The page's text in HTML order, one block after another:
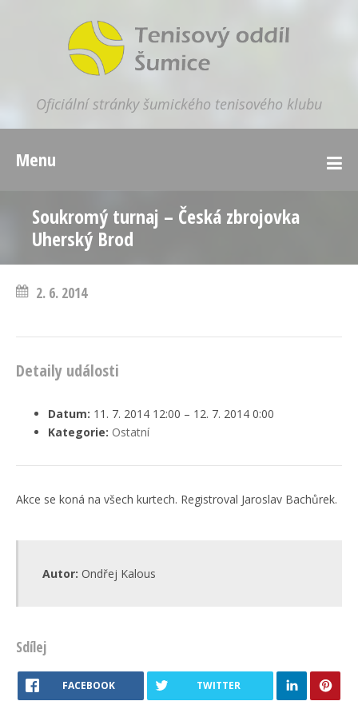
Oficiální stránky šumického tenisového klubu
Menu
Soukromý turnaj – Česká zbrojovka
Uherský Brod
2. 6. 2014
Detaily události
Datum: 11. 7. 2014 12:00 – 12. 7. 2014 0:00
Kategorie: Ostatní
Akce se koná na všech kurtech. Registroval Jaroslav Bachůrek.
Autor: Ondřej Kalous
Sdílej
FACEBOOK TWITTER